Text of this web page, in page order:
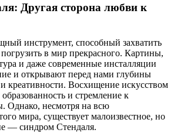
Другая сторона любви к
инструмент, способный захватить
в мир прекрасного. Картины,
и даже современные инсталляции
и открывают перед нами глубины
креативности. Восхищение искусством
и стремление к
Однако, несмотря на всю
мира, существует малоизвестное, но
— синдром Стендаля.